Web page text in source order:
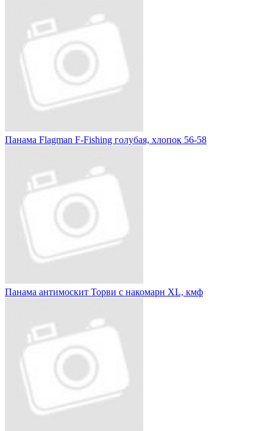
Панама Flagman F-Fishing голубая, хлопок 56-58
Панама антимоскит Торви с накомарн XL, кмф